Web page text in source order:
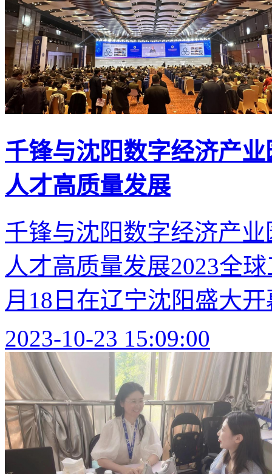
千锋与沈阳数字经济产
人才高质量发展
千锋与沈阳数字经济产
人才高质量发展2023全
月18日在辽宁沈阳盛大
2023-10-23 15:09:00